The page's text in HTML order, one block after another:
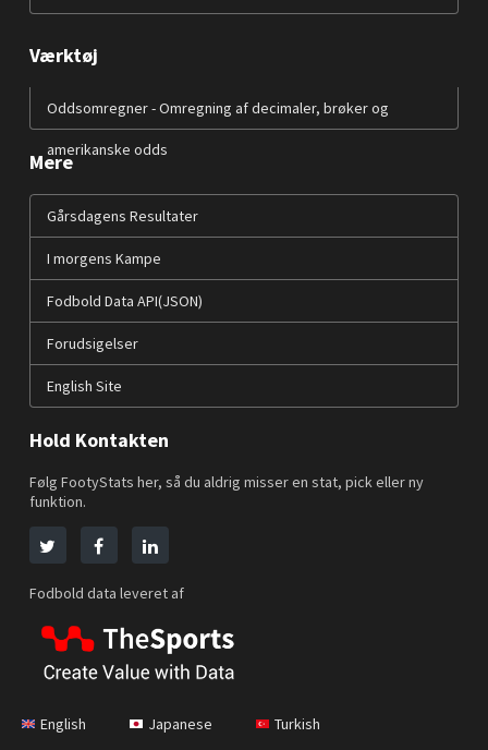
Værktøj
Oddsomregner - Omregning af decimaler, brøker og
amerikanske odds
Mere
Gårsdagens Resultater
I morgens Kampe
Fodbold Data API(JSON)
Forudsigelser
English Site
Hold Kontakten
Følg FootyStats her, så du aldrig misser en stat, pick eller ny
funktion.
Fodbold data leveret af
English Japanese Turkish